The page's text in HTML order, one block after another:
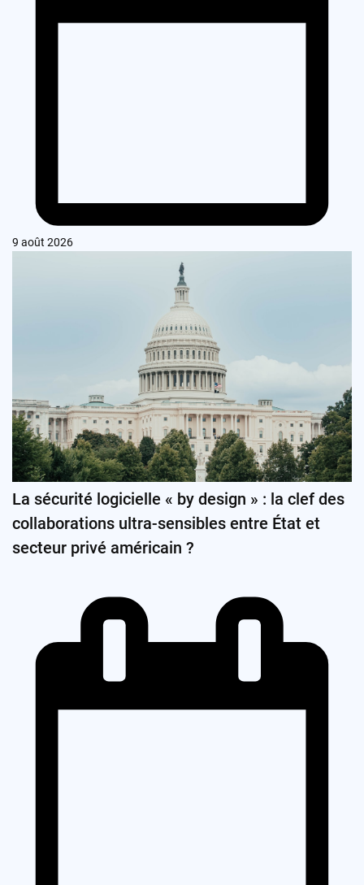
9 août 2026
La sécurité logicielle « by design » : la clef des
collaborations ultra-sensibles entre État et
secteur privé américain ?